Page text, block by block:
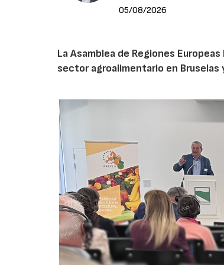
05/08/2026
La Asamblea de Regiones
sector agroalimentario en